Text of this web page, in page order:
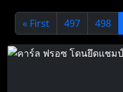
« First 497 498